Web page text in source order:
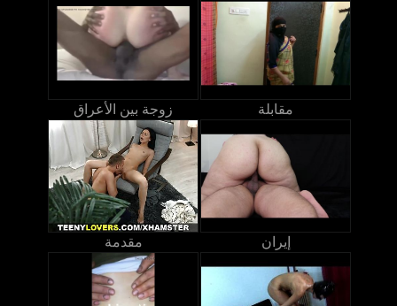
زوجة بين الأعراق مقابلة
مقدمة إيران